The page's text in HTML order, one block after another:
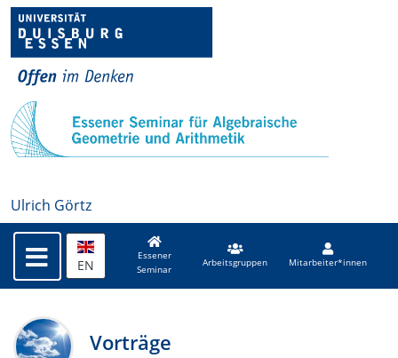
Ulrich Görtz
EN
Essener
Seminar
Arbeitsgruppen Mitarbeiter*innen
Vorträge